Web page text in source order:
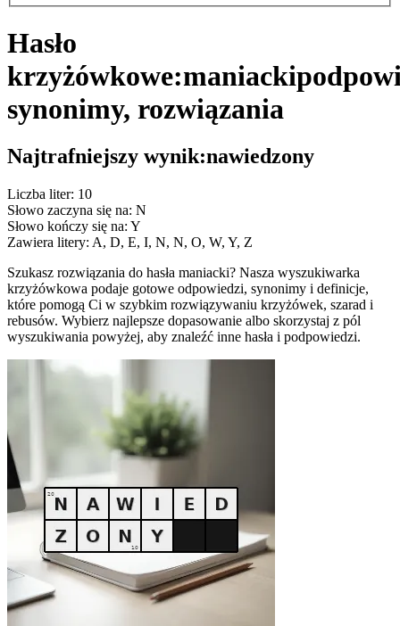
Hasło
krzyżówkowe:maniacki
synonimy, rozwiązania
Najtrafniejszy wynik:nawiedzony
Liczba liter: 10
Słowo zaczyna się na: N
Słowo kończy się na: Y
Zawiera litery: A, D, E, I, N, N, O, W, Y, Z
Szukasz rozwiązania do hasła maniacki? Nasza wyszukiwarka
krzyżówkowa podaje gotowe odpowiedzi, synonimy i definicje,
które pomogą Ci w szybkim rozwiązywaniu krzyżówek, szarad i
rebusów. Wybierz najlepsze dopasowanie albo skorzystaj z pól
wyszukiwania powyżej, aby znaleźć inne hasła i podpowiedzi.